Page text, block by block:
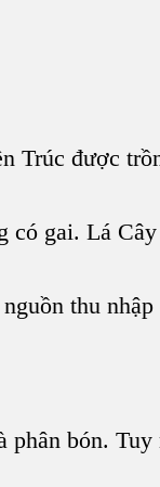
Trúc được
gai. Lá
thu
bón.